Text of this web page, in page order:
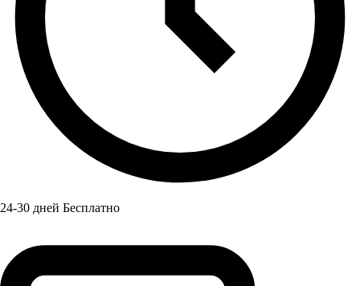
24-30 дней Бесплатно